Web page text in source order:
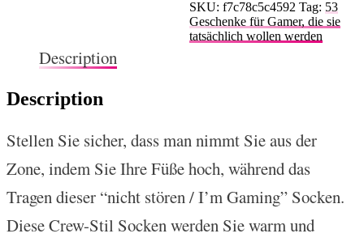
SKU: f7c78c5c4592 Tag: 53
Geschenke für Gamer, die sie
tatsächlich wollen werden
Description
Description
Stellen Sie sicher, dass man nimmt Sie aus der
Zone, indem Sie Ihre Füße hoch, während das
Tragen dieser “nicht stören / I’m Gaming” Socken.
Diese Crew-Stil Socken werden Sie warm und